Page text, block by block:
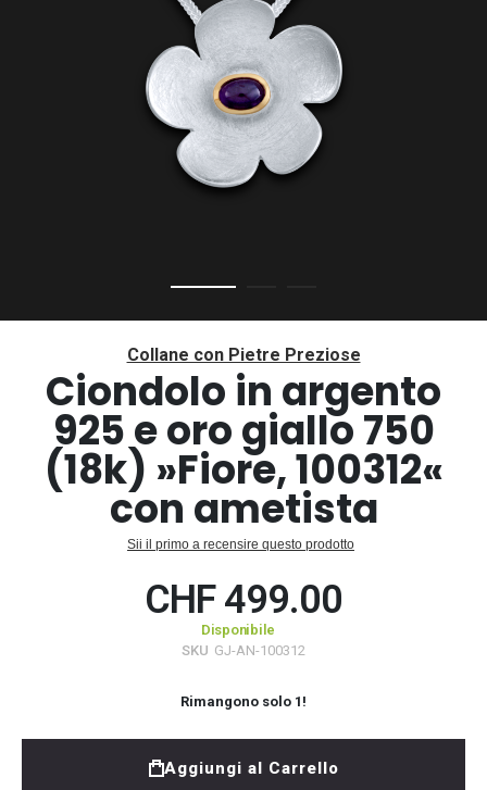
immagini
Collane con Pietre Preziose
Ciondolo in argento
925 e oro giallo 750
(18k) »Fiore, 100312«
con ametista
Sii il primo a recensire questo prodotto
CHF 499.00
Disponibile
SKU GJ-AN-100312
Rimangono solo 1 !
Aggiungi al Carrello